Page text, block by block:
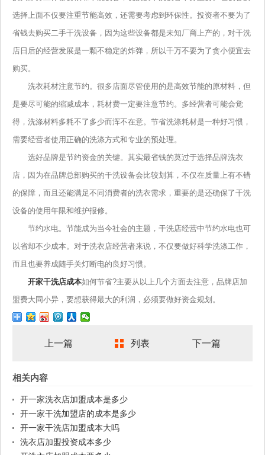
选择上面不仅要注重节能高效，还需要考虑到环保性。投资者不要为了
省钱去购买二手干洗设备，因为这些设备都是未知厂商上产的，对干洗
店日后的经营发展是一颗不稳定的炸弹，所以千万不要为了贪小便宜去
购买。
洗衣耗材注意节约。很多店面尽管使用的是高效节能的原材料，但
是要尽可能的缩减成本，耗材费一定要注意节约。多经营者可能会觉
得，洗涤材料多耗不了多少而浑不在意。节省洗涤耗材是一种好习惯，
需要经营者使用正确的洗涤方式和专业的预处理。
选好品牌是节约资金的关键。其实最省钱的莫过于选择品牌洗衣
店，因为在品牌总部购买的干洗设备会比较划算，不仅在质量上有不错
的保障，而且还能满足不同消费者的洗衣需求，重要的是还确保了干洗
设备的使用年限和维护报修。
节约水电。节能成为当今社会的主题，干洗店经营中节约水电也可
以省却不少成本。对于洗衣店经营者来说，不仅要做好科学洗涤工作，
而且也要养成随手关灯断电的良好习惯。
开家干洗店成本如何节省?主要从以上几个方面去注意，品牌店加
盟费大同小异，要想获得最大的利润，必须要做好资金规划。
上一篇 列表 下一篇
相关内容
开一家洗衣店加盟成本是多少
开一家干洗加盟店的成本是多少
开一家干洗店加盟成本大吗
洗衣店加盟投资成本多少